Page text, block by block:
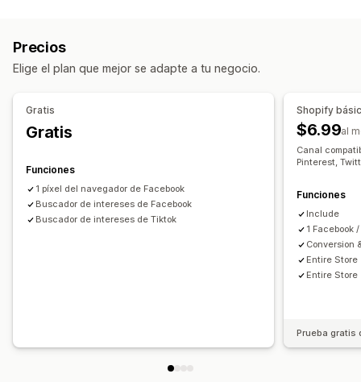
Gestión de campañas
Redes sociales
Sitio web Gestión de píxeles
Seguimiento del rendimiento
Métricas de interacción
Seguimiento de conversión
Seguimiento de eventos
IP de visitante
Seguimiento de UTM
Imágenes e informes
Panel de control de informes y estadísticas
Cumplimiento con RGPD
Precios
Elige el plan que mejor se adapte a tu negocio.
Gratis
Gratis
Funciones
1 píxel del navegador de Facebook
Buscador de intereses de Facebook
Buscador de intereses de Tiktok
Shopify
$6.99al
Canal
Pinterest,
Funciones
Include
1 Facebook
Conversion
Entire Store
Entire Store
Prueba gratis